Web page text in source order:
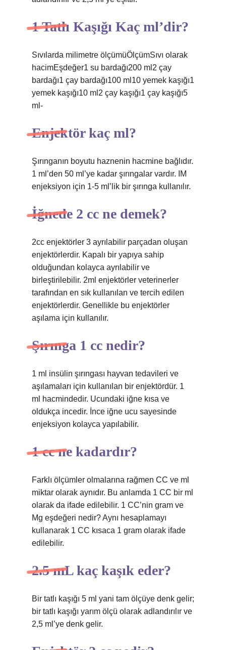
1 Tatlı Kaşığı Kaç ml’dir?
Sıvılarda milimetre ölçümüÖlçümSıvı olarak
hacimEşdeğer1 su bardağı200 ml2 çay
bardağı1 çay bardağı100 ml10 yemek kaşığı1
yemek kaşığı10 ml2 çay kaşığı1 çay kaşığı5
ml-
Enjektör kaç ml?
Şırınganın boyutu haznenin hacmine bağlıdır.
1 ml’den 50 ml’ye kadar şırıngalar vardır. IM
enjeksiyon için 1-5 ml’lik bir şırınga kullanılır.
İğnede 2 cc ne demek?
2cc enjektörler 3 ayrılabilir parçadan oluşan
enjektörlerdir. Kapalı bir yapıya sahip
olduğundan kolayca ayrılabilir ve
birleştirilebilir. 2ml enjektörler veterinerler
tarafından en sık kullanılan ve tercih edilen
enjektörlerdir. Genellikle bu enjektörler
aşılama için kullanılır.
Şırınga 1 cc nedir?
1 ml insülin şırıngası hayvan tedavileri ve
aşılamaları için kullanılan bir enjektördür. 1
ml hacmindedir. Ucundaki iğne kısa ve
oldukça incedir. İnce iğne ucu sayesinde
enjeksiyon kolayca yapılabilir.
1 cc ne kadardır?
Farklı ölçümler olmalarına rağmen CC ve ml
miktar olarak aynıdır. Bu anlamda 1 CC bir ml
olarak da ifade edilebilir. 1 CC’nin gram ve
Mg eşdeğeri nedir? Aynı hesaplamayı
kullanarak 1 CC kısaca 1 gram olarak ifade
edilebilir.
2.5 mL kaç kaşık eder?
Bir tatlı kaşığı 5 ml yani tam ölçüye denk gelir;
bir tatlı kaşığı yarım ölçü olarak adlandırılır ve
2,5 ml’ye denk gelir.